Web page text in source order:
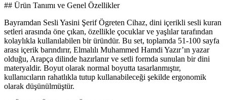
## Ürün Tanımı ve Genel Özellikler
Bayramdan Sesli Yasini Şerif Ögreten Cihaz, dini içerikli sesli kuran
setleri arasında öne çıkan, özellikle çocuklar ve yaşlılar tarafından
kolaylıkla kullanılabilen bir üründür. Bu set, toplamda 51-100 sayfa
arası içerik barındırır, Elmalılı Muhammed Hamdi Yazır’ın yazar
olduğu, Arapça dilinde hazırlanır ve setli formda sunulan bir dini
materyaldir. Boyut olarak normal boyutta tasarlanmıştır,
kullanıcıların rahatlıkla tutup kullanabileceği şekilde ergonomik
olarak düşünülmüştür.